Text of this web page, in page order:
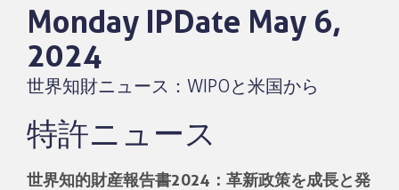
content
Monday IPDate May 6,
2024
世界知財ニュース：WIPOと米国から
特許ニュース
世界知的財産報告書2024：革新政策を成長と発